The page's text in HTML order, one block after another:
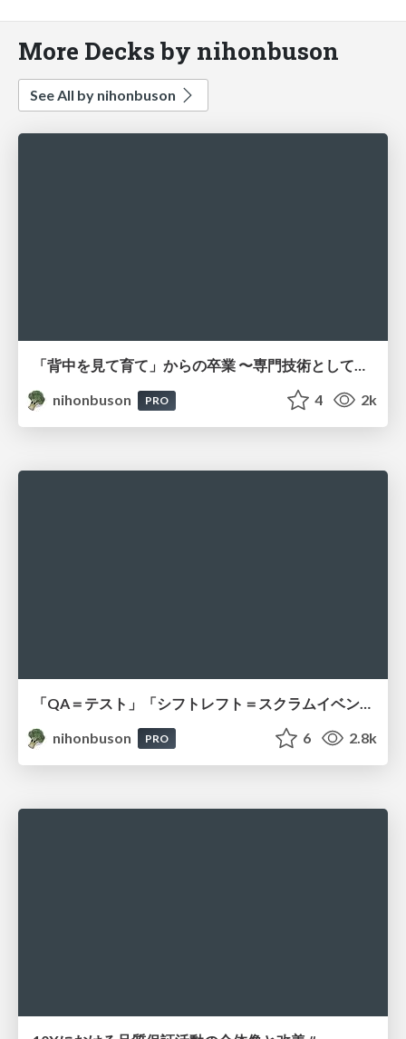
More Decks by nihonbuson
See All by nihonbuson
「背中を見て育て」からの卒業 〜専門技術としてのテスト設計を軸に、品質保証のバトンを繋ぐ〜 #genda_tech_talk
nihonbuson
PRO 4 2k
nihonbuson
PRO 6 2.8k